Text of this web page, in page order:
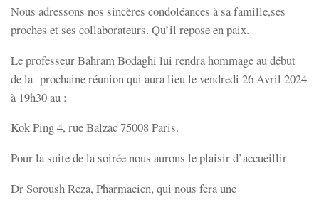
Nous adressons nos sincères condoléances à sa famille,ses
proches et ses collaborateurs. Qu’il repose en paix.
Le professeur Bahram Bodaghi lui rendra hommage au début
de la prochaine réunion qui aura lieu le vendredi 26 Avril 2024
à 19h30 au :
Kok Ping 4, rue Balzac 75008 Paris.
Pour la suite de la soirée nous aurons le plaisir d’accueillir
Dr Soroush Reza, Pharmacien, qui nous fera une